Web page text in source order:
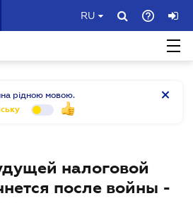
RU
рідною мовою.
налоговой
после войны -